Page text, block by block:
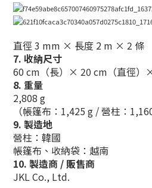
直徑 3 mm × 長度 2 m × 2 條
7. 收納尺寸
60 cm（長）× 20 cm（直徑）×
8. 重量
2,808 g
（帳篷布：1,425 g / 營柱：
9. 製造地
營柱：韓國
帳篷布、收納袋：越南
10. 製造商 / 販售商
JKL Co., Ltd.